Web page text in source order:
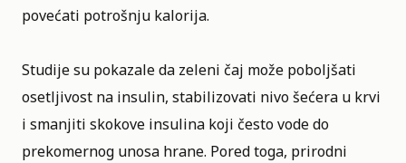
povećati potrošnju kalorija.
Studije su pokazale da zeleni čaj može poboljšati
osetljivost na insulin, stabilizovati nivo šećera u krvi
i smanjiti skokove insulina koji često vode do
prekomernog unosa hrane. Pored toga, prirodni